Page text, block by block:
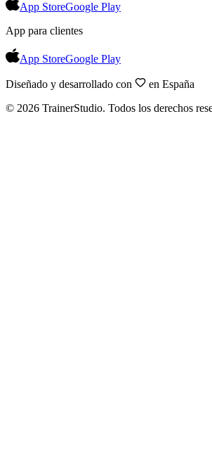
App StoreGoogle Play
App para clientes
App StoreGoogle Play
Diseñado y desarrollado con
en España
© 2026 TrainerStudio. Todos los derechos